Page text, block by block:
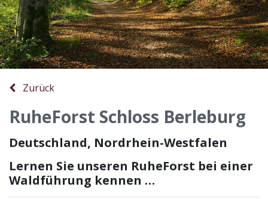
Zurück
RuheForst Schloss Berleburg
Deutschland, Nordrhein-Westfalen
Lernen Sie unseren RuheForst bei einer
Waldführung kennen …